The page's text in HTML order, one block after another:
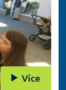
Více